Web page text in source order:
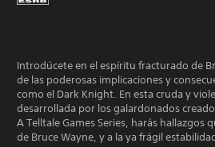
Introdúcete en el espíritu fracturado de
de las poderosas implicaciones y
como el Dark Knight. En esta cruda y
desarrollada por los galardonados
A Telltale Games Series, harás hallazgos
de Bruce Wayne, y a la ya frágil